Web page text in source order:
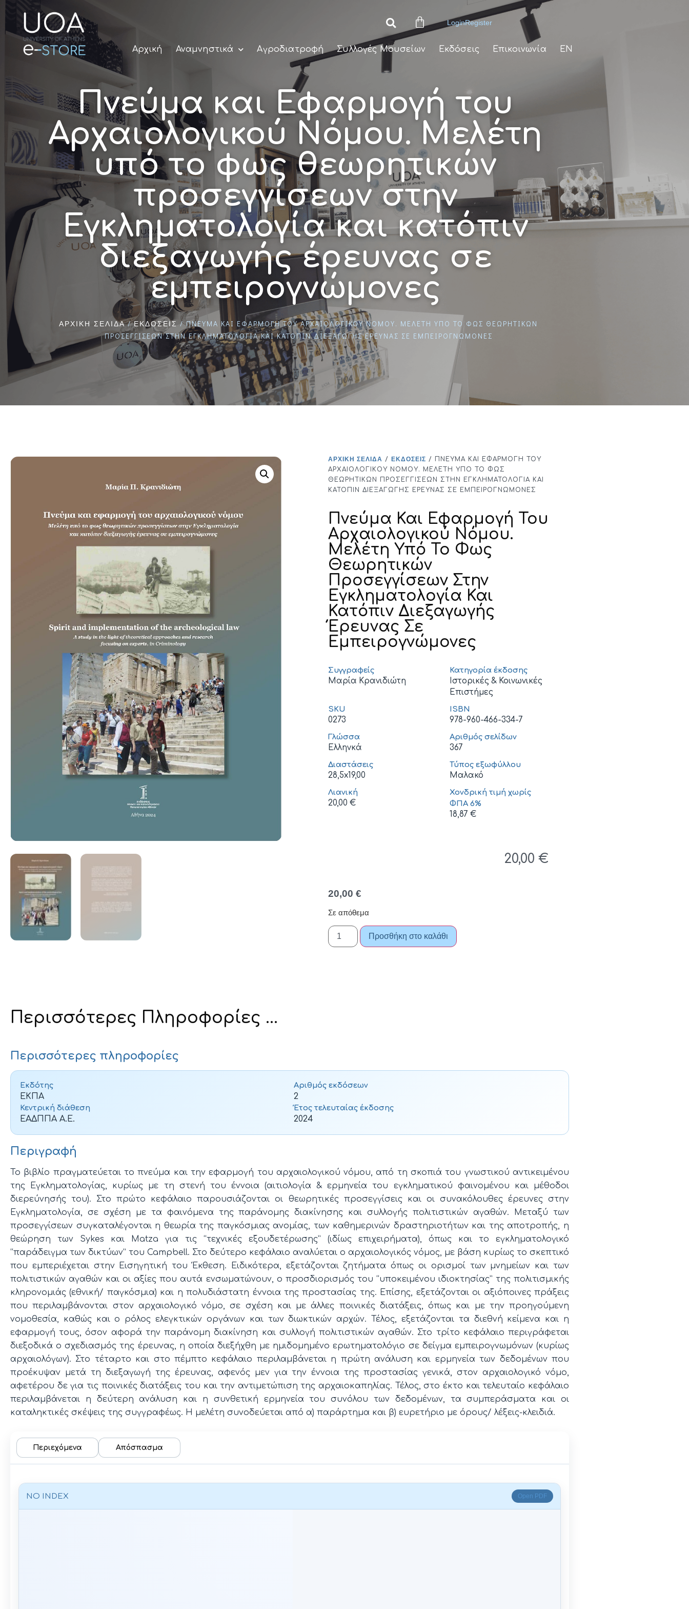
LoginRegister
Αρχική Αναμνηστικά Αγροδιατροφή Συλλογές Μουσείων Εκδόσεις Επικοινωνία EN
Πνεύμα και Εφαρμογή του
Αρχαιολογικού Νόμου. Μελέτη
υπό το φως θεωρητικών
προσεγγίσεων στην
Εγκληματολογία και κατόπιν
διεξαγωγής έρευνας σε
εμπειρογνώμονες
ΑΡΧΙΚΉ ΣΕΛΊΔΑ/ΕΚΔΌΣΕΙΣ / ΠΝΕΎΜΑ ΚΑΙ ΕΦΑΡΜΟΓΉ ΤΟΥ ΑΡΧΑΙΟΛΟΓΙΚΟΎ ΝΌΜΟΥ. ΜΕΛΈΤΗ ΥΠΌ ΤΟ ΦΩΣ ΘΕΩΡΗΤΙΚΏΝ
ΠΡΟΣΕΓΓΊΣΕΩΝ ΣΤΗΝ ΕΓΚΛΗΜΑΤΟΛΟΓΊΑ ΚΑΙ ΚΑΤΌΠΙΝ ΔΙΕΞΑΓΩΓΉΣ ΈΡΕΥΝΑΣ ΣΕ ΕΜΠΕΙΡΟΓΝΏΜΟΝΕΣ
ΑΡΧΙΚΉ ΣΕΛΊΔΑ / ΕΚΔΌΣΕΙΣ / ΠΝΕΎΜΑ ΚΑΙ ΕΦΑΡΜΟΓΉ ΤΟΥ
ΑΡΧΑΙΟΛΟΓΙΚΟΎ ΝΌΜΟΥ. ΜΕΛΈΤΗ ΥΠΌ ΤΟ ΦΩΣ
ΘΕΩΡΗΤΙΚΏΝ ΠΡΟΣΕΓΓΊΣΕΩΝ ΣΤΗΝ ΕΓΚΛΗΜΑΤΟΛΟΓΊΑ ΚΑΙ
ΚΑΤΌΠΙΝ ΔΙΕΞΑΓΩΓΉΣ ΈΡΕΥΝΑΣ ΣΕ ΕΜΠΕΙΡΟΓΝΏΜΟΝΕΣ
Πνεύμα Και Εφαρμογή Του
Αρχαιολογικού Νόμου.
Μελέτη Υπό Το Φως
Θεωρητικών
Προσεγγίσεων Στην
Εγκληματολογία Και
Κατόπιν Διεξαγωγής
Έρευνας Σε
Εμπειρογνώμονες
Συγγραφείς
Μαρία Κρανιδιώτη
Κατηγορία έκδοσης
Ιστορικές & Κοινωνικές
Επιστήμες
SKU
0273
ISBN
978-960-466-334-7
Γλώσσα
Ελληνκά
Αριθμός σελίδων
367
Διαστάσεις
28,5x19,00
Τύπος εξωφύλλου
Μαλακό
Λιανική
20,00 €
Χονδρική τιμή χωρίς
ΦΠΑ 6%
18,87 €
20,00 €
20,00 €
Σε απόθεμα
Προσθήκη στο καλάθι
Περισσότερες Πληροφορίες ...
Περισσότερες πληροφορίες
Εκδότης
ΕΚΠΑ
Κεντρική διάθεση
ΕΑΔΠΠΑ Α.Ε.
Αριθμός εκδόσεων
2
Έτος τελευταίας έκδοσης
2024
Περιγραφή
Το βιβλίο πραγματεύεται το πνεύμα και την εφαρμογή του αρχαιολογικού νόμου, από τη σκοπιά του γνωστικού αντικειμένου
της Εγκληματολογίας, κυρίως με τη στενή του έννοια (αιτιολογία & ερμηνεία του εγκληματικού φαινομένου και μέθοδοι
διερεύνησής του). Στο πρώτο κεφάλαιο παρουσιάζονται οι θεωρητικές προσεγγίσεις και οι συνακόλουθες έρευνες στην
Εγκληματολογία, σε σχέση με τα φαινόμενα της παράνομης διακίνησης και συλλογής πολιτιστικών αγαθών. Μεταξύ των
προσεγγίσεων συγκαταλέγονται η θεωρία της παγκόσμιας ανομίας, των καθημερινών δραστηριοτήτων και της αποτροπής, η
θεώρηση των Sykes και Matza για τις “τεχνικές εξουδετέρωσης” (ιδίως επιχειρήματα), όπως και το εγκληματολογικό
“παράδειγμα των δικτύων” του Campbell. Στο δεύτερο κεφάλαιο αναλύεται ο αρχαιολογικός νόμος, με βάση κυρίως το σκεπτικό
που εμπεριέχεται στην Εισηγητική του Έκθεση. Ειδικότερα, εξετάζονται ζητήματα όπως οι ορισμοί των μνημείων και των
πολιτιστικών αγαθών και οι αξίες που αυτά ενσωματώνουν, ο προσδιορισμός του “υποκειμένου ιδιοκτησίας” της πολιτισμικής
κληρονομιάς (εθνική/ παγκόσμια) και η πολυδιάστατη έννοια της προστασίας της. Επίσης, εξετάζονται οι αξιόποινες πράξεις
που περιλαμβάνονται στον αρχαιολογικό νόμο, σε σχέση και με άλλες ποινικές διατάξεις, όπως και με την προηγούμενη
νομοθεσία, καθώς και ο ρόλος ελεγκτικών οργάνων και των διωκτικών αρχών. Τέλος, εξετάζονται τα διεθνή κείμενα και η
εφαρμογή τους, όσον αφορά την παράνομη διακίνηση και συλλογή πολιτιστικών αγαθών. Στο τρίτο κεφάλαιο περιγράφεται
διεξοδικά ο σχεδιασμός της έρευνας, η οποία διεξήχθη με ημιδομημένο ερωτηματολόγιο σε δείγμα εμπειρογνωμόνων (κυρίως
αρχαιολόγων). Στο τέταρτο και στο πέμπτο κεφάλαιο περιλαμβάνεται η πρώτη ανάλυση και ερμηνεία των δεδομένων που
προέκυψαν μετά τη διεξαγωγή της έρευνας, αφενός μεν για την έννοια της προστασίας γενικά, στον αρχαιολογικό νόμο,
αφετέρου δε για τις ποινικές διατάξεις του και την αντιμετώπιση της αρχαιοκαπηλίας. Τέλος, στο έκτο και τελευταίο κεφάλαιο
περιλαμβάνεται η δεύτερη ανάλυση και η συνθετική ερμηνεία του συνόλου των δεδομένων, τα συμπεράσματα και οι
καταληκτικές σκέψεις της συγγραφέως. Η μελέτη συνοδεύεται από α) παράρτημα και β) ευρετήριο με όρους/ λέξεις-κλειδιά.
Περιεχόμενα Απόσπασμα
NO INDEX Open PDF